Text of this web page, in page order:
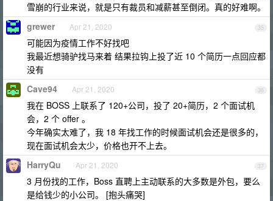
雪崩的行业来说，就是只有裁员和减薪甚至倒闭。真的好难啊。
35
grewer Apr 21, 2020
可能因为疫情工作不好找吧
我最近想骑驴找马来着 结果拉钩上投了近 10 个简历一点回应都
没有
36
Cave94 Apr 21, 2020
我在 BOSS 上联系了 120+公司，投了 20+简历，2 个面试机
会，2 个 offer 。
今年确实太难了，我 18 年找工作的时候面试机会还是很多的，
现在面试机会太少，价格也开不上去。
37
HarryQu Apr 21, 2020
3 月份找的工作，Boss 直聘上主动联系的大多数是外包，要么
是给钱少的小公司。 [抱头痛哭]